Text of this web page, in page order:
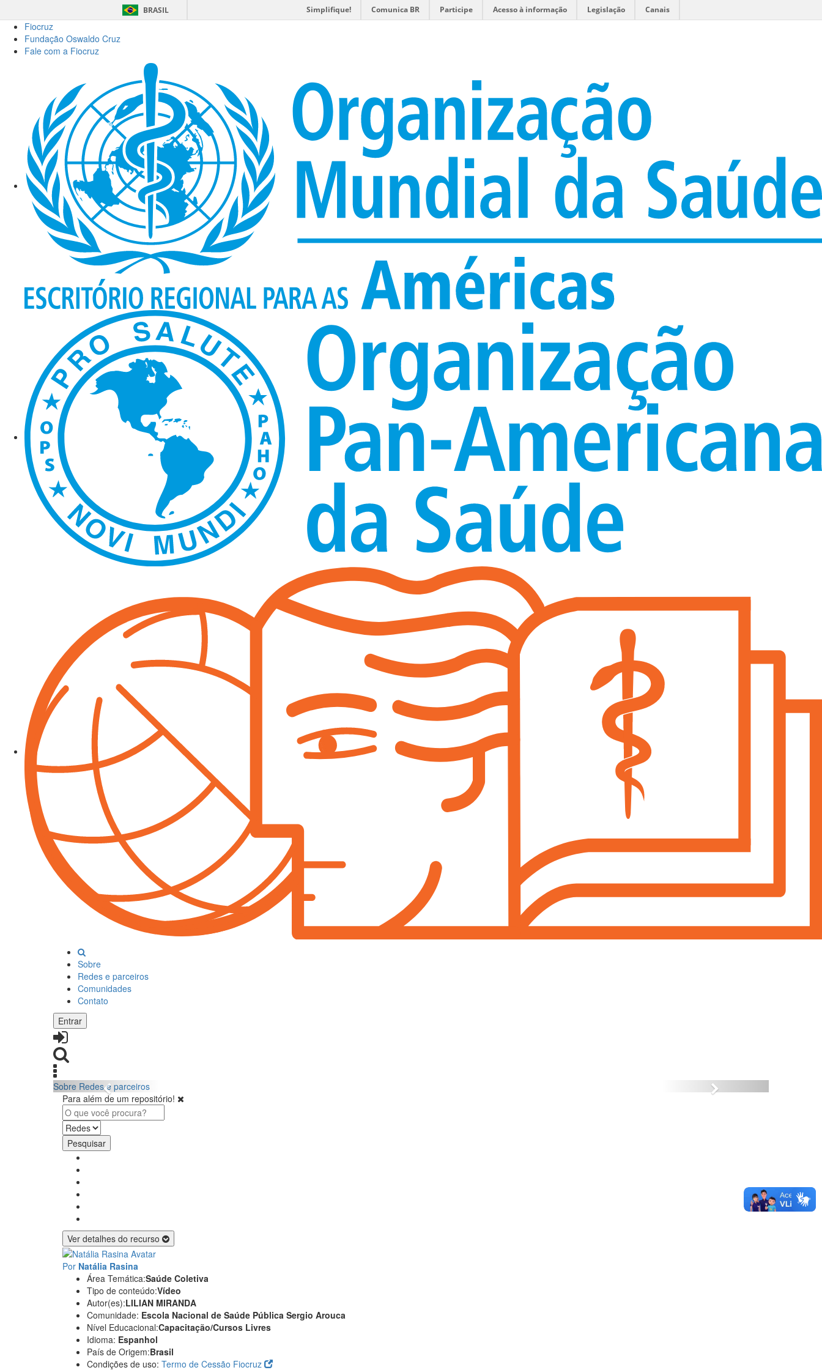
BRASIL Simplifique! Comunica BR Participe Acesso à informação Legislação Canais
Fiocruz
Fundação Oswaldo Cruz
Fale com a Fiocruz
Sobre
Redes e parceiros
Comunidades
Contato
Entrar
Sobre Redes e parceiros
Para além de um repositório!
Pesquisar
Ver detalhes do recurso
Por Natália Rasina
Área Temática:Saúde Coletiva
Tipo de conteúdo:Vídeo
Autor(es):LILIAN MIRANDA
Comunidade: Escola Nacional de Saúde Pública Sergio Arouca
Nível Educacional:Capacitação/Cursos Livres
Idioma: Espanhol
País de Origem:Brasil
Condições de uso: Termo de Cessão Fiocruz